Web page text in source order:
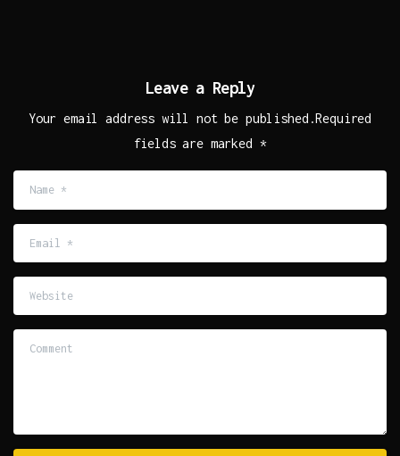
Leave a Reply
Your email address will not be published.Required
fields are marked *
*
Website